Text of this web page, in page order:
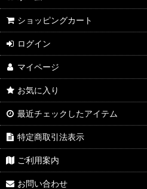
ショッピングカート
ログイン
マイページ
お気に入り
最近チェックしたアイテム
特定商取引法表示
ご利用案内
お問い合わせ